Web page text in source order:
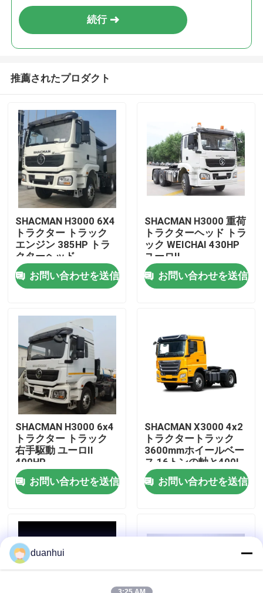
家へ
製品
わたしたち に つい て
工場 ツアー
品質管理
連絡 ください
ニュース
重いダンプ トラック
トラクターのトラック
続行
推薦されたプロダクト
SHACMAN H3000 6X4
トラクター トラック
エンジン 385HP トラ
クターヘッド
お問い合わせを送信
SHACMAN H3000 重荷
トラクターヘッド トラ
ック WEICHAI 430HP
ユーロII
お問い合わせを送信
SHACMAN H3000 6x4
トラクター トラック
右手駆動 ユーロII
400HP
お問い合わせを送信
SHACMAN X3000 4x2
トラクタートラック
3600mmホイールベー
ス 16トンの軸と400L
燃料タンク
お問い合わせを送信
duanhui